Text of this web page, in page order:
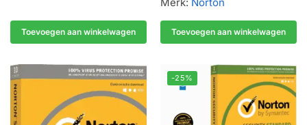
Toevoegen aan winkelwagen Toevoegen aan winkelwagen
-25%